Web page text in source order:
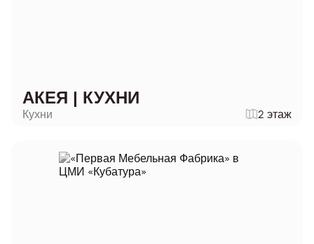
АКЕЯ | КУХНИ
Кухни 2 этаж